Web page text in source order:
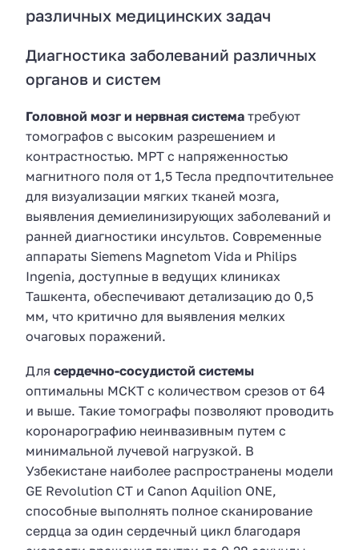
различных медицинских задач
Диагностика заболеваний различных
органов и систем
Головной мозг и нервная система требуют
томографов с высоким разрешением и
контрастностью. МРТ с напряженностью
магнитного поля от 1,5 Тесла предпочтительнее
для визуализации мягких тканей мозга,
выявления демиелинизирующих заболеваний и
ранней диагностики инсультов. Современные
аппараты Siemens Magnetom Vida и Philips
Ingenia, доступные в ведущих клиниках
Ташкента, обеспечивают детализацию до 0,5
мм, что критично для выявления мелких
очаговых поражений.
Для сердечно-сосудистой системы
оптимальны МСКТ с количеством срезов от 64
и выше. Такие томографы позволяют проводить
коронарографию неинвазивным путем с
минимальной лучевой нагрузкой. В
Узбекистане наиболее распространены модели
GE Revolution CT и Canon Aquilion ONE,
способные выполнять полное сканирование
сердца за один сердечный цикл благодаря